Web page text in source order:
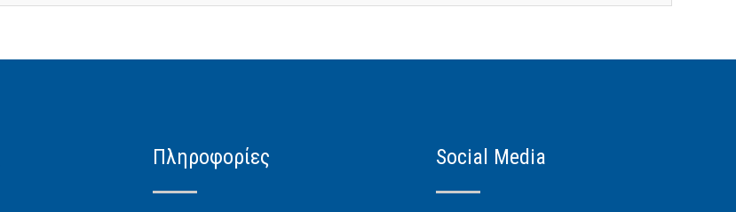
Πληροφορίες Social Media